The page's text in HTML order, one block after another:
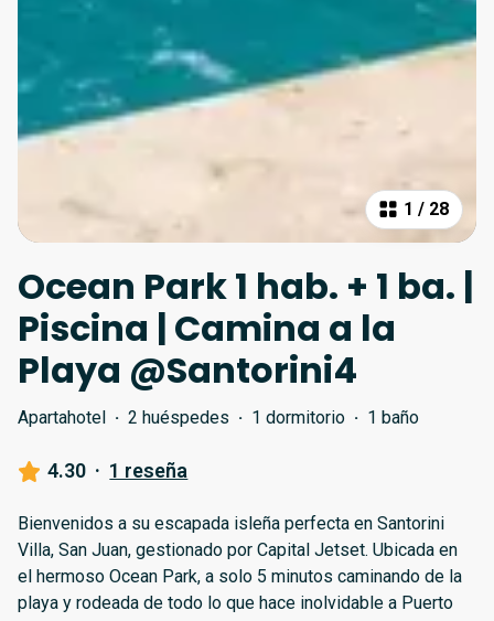
1 / 28
Ocean Park 1 hab. + 1 ba. |
Piscina | Camina a la
Playa @Santorini4
Apartahotel · 2 huéspedes · 1 dormitorio · 1 baño
4.30 · 1 reseña
Bienvenidos a su escapada isleña perfecta en Santorini
Villa, San Juan, gestionado por Capital Jetset. Ubicada en
el hermoso Ocean Park, a solo 5 minutos caminando de la
playa y rodeada de todo lo que hace inolvidable a Puerto